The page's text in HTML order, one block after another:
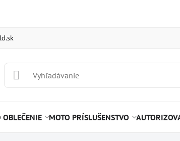
OBLEČENIE MOTO PRÍSLUŠENSTVO